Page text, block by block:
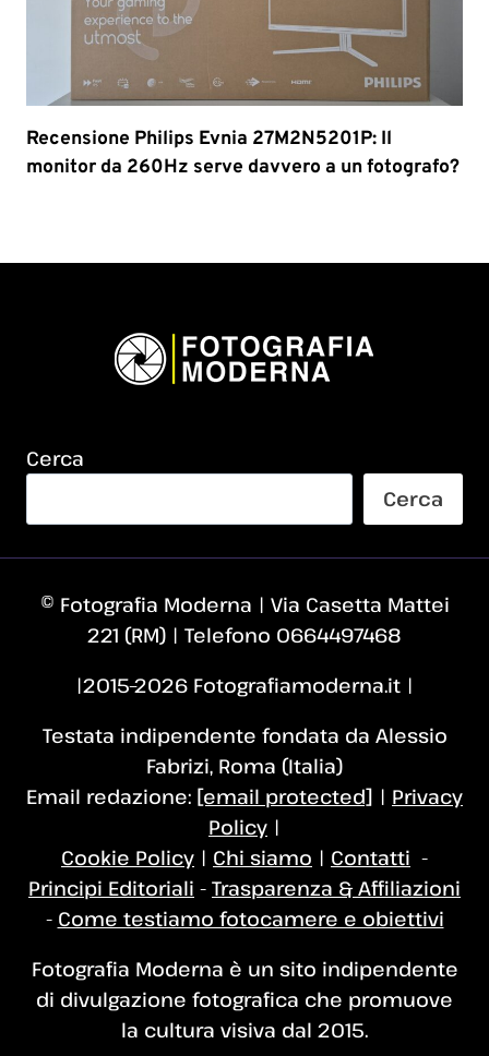
Recensione Philips Evnia 27M2N5201P: Il
monitor da 260Hz serve davvero a un fotografo?
Cerca
Cerca
© Fotografia Moderna | Via Casetta Mattei
221 (RM) | Telefono 0664497468
|2015–2026 Fotografiamoderna.it |
Testata indipendente fondata da Alessio
Fabrizi, Roma (Italia)
Email redazione: [email protected] | Privacy
Policy |
Cookie Policy | Chi siamo | Contatti -
Principi Editoriali - Trasparenza & Affiliazioni
- Come testiamo fotocamere e obiettivi
Fotografia Moderna è un sito indipendente
di divulgazione fotografica che promuove
la cultura visiva dal 2015.